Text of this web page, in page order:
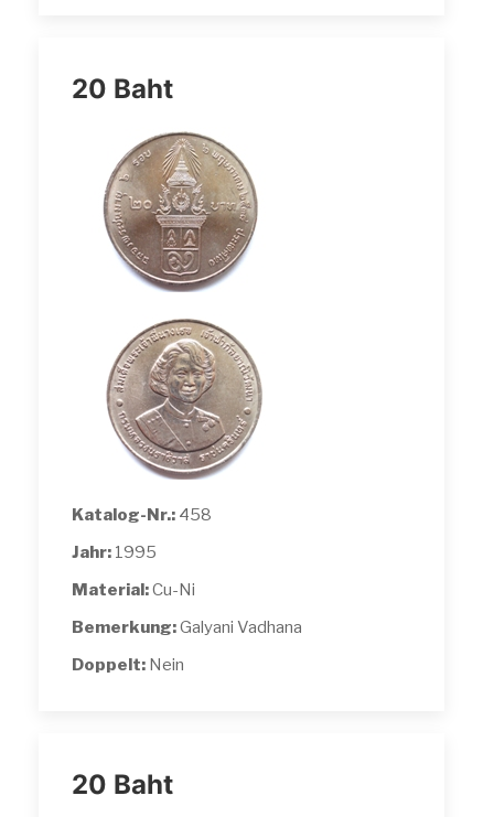
20 Baht
Katalog-Nr.: 458
Jahr: 1995
Material:Cu-Ni
Bemerkung:Galyani Vadhana
Doppelt: Nein
20 Baht